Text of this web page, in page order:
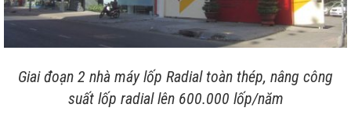
Giai đoạn 2 nhà máy lốp Radial toàn thép, nâng công
suất lốp radial lên 600.000 lốp/năm